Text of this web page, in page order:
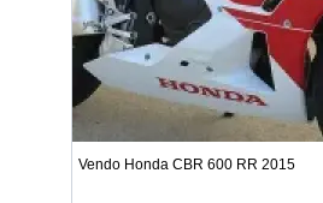
Vendo Honda CBR 600 RR 2015